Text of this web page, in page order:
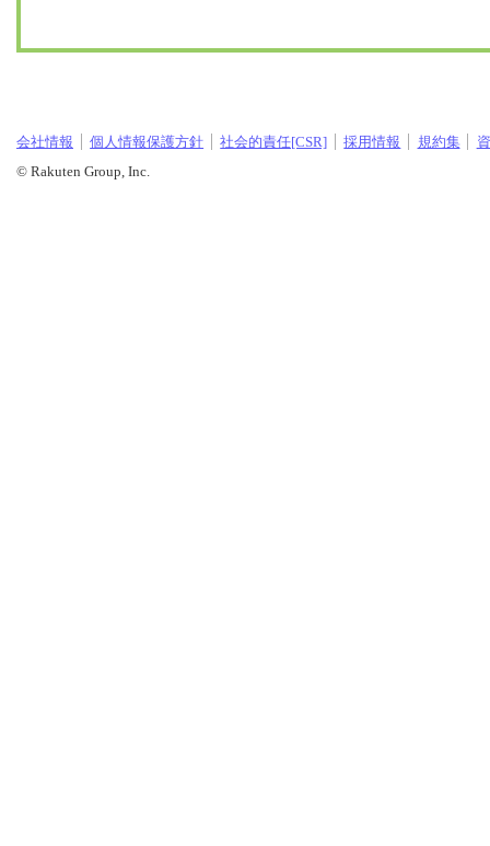
会社情報 個人情報保護方針 社会的責任[CSR] 採用情報 規約集
© Rakuten Group, Inc.